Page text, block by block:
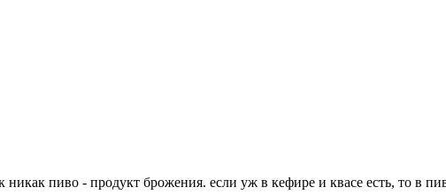
пиво - продукт брожения. если уж в кефире и квасе есть, то в